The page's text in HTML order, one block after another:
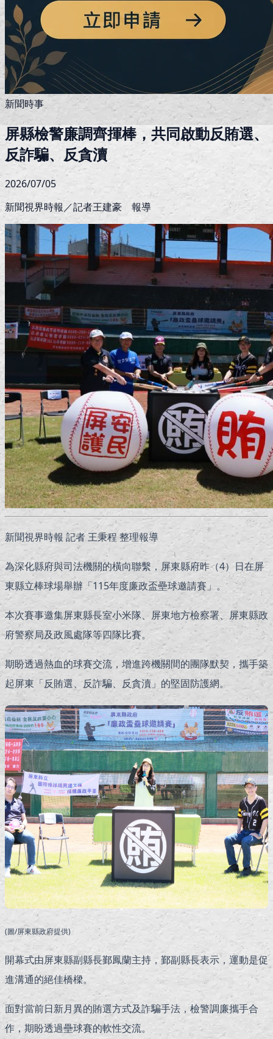
新聞時事
屏縣檢警廉調齊揮棒，共同啟動反賄選、
反詐騙、反貪瀆
2026/07/05
新聞視界時報／記者王建豪 報導
新聞視界時報 記者 王秉程 整理報導
為深化縣府與司法機關的橫向聯繫，屏東縣府昨（4）日在屏
東縣立棒球場舉辦「115年度廉政盃壘球邀請賽」。
本次賽事邀集屏東縣長室小米隊、屏東地方檢察署、屏東縣政
府警察局及政風處隊等四隊比賽。
期盼透過熱血的球賽交流，增進跨機關間的團隊默契，攜手築
起屏東「反賄選、反詐騙、反貪瀆」的堅固防護網。
(圖/屏東縣政府提供)
開幕式由屏東縣副縣長鄞鳳蘭主持，鄞副縣長表示，運動是促
進溝通的絕佳橋樑。
面對當前日新月異的賄選方式及詐騙手法，檢警調廉攜手合
作，期盼透過壘球賽的軟性交流。